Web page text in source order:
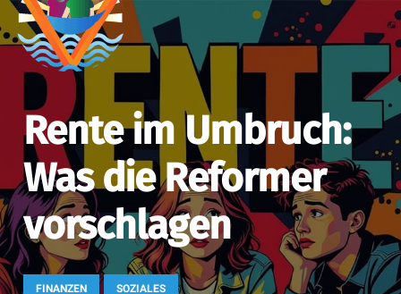
Rente im Umbruch:
Was die Reformer
vorschlagen
FINANZEN SOZIALES